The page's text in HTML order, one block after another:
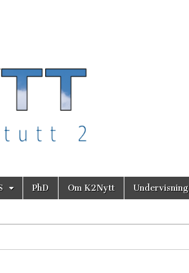
PhD Om K2Nytt Undervisning